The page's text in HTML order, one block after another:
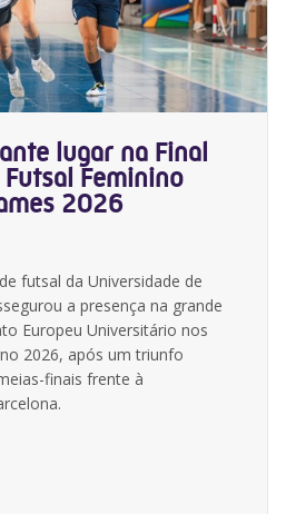
lugar na Final
Feminino
2026
futsal da Universidade de
a presença na grande
Europeu Universitário nos
2026, após um triunfo
finais frente à